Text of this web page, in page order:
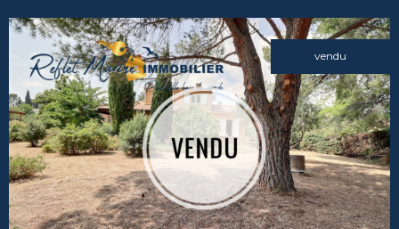
vendu